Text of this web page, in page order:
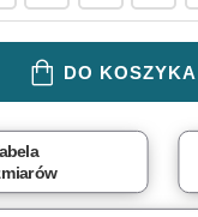
DO KOSZYKA